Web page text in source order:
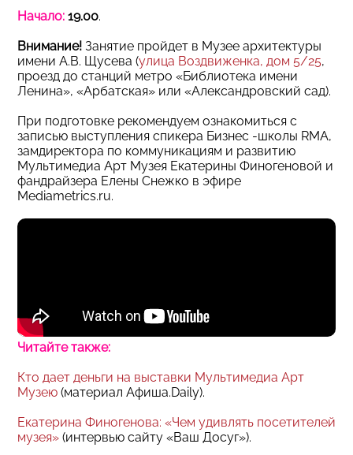
Начало: 19.00.
Внимание! Занятие пройдет в Музее архитектуры
имени А.В. Щусева (улица Воздвиженка, дом 5/25,
проезд до станций метро «Библиотека имени
Ленина», «Арбатская» или «Александровский сад).
При подготовке рекомендуем ознакомиться с
записью выступления спикера Бизнес -школы RMA,
замдиректора по коммуникациям и развитию
Мультимедиа Арт Музея Екатерины Финогеновой и
фандрайзера Елены Снежко в эфире
Mediametrics.ru.
Читайте также:
Кто дает деньги на выставки Мультимедиа Арт
Музею (материал Афиша.Daily).
Екатерина Финогенова: «Чем удивлять посетителей
музея» (интервью сайту «Ваш Досуг»).